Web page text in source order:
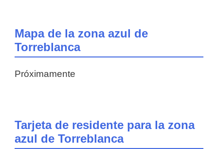
Mapa de la zona azul de
Torreblanca
Próximamente
Tarjeta de residente para la zona
azul de Torreblanca